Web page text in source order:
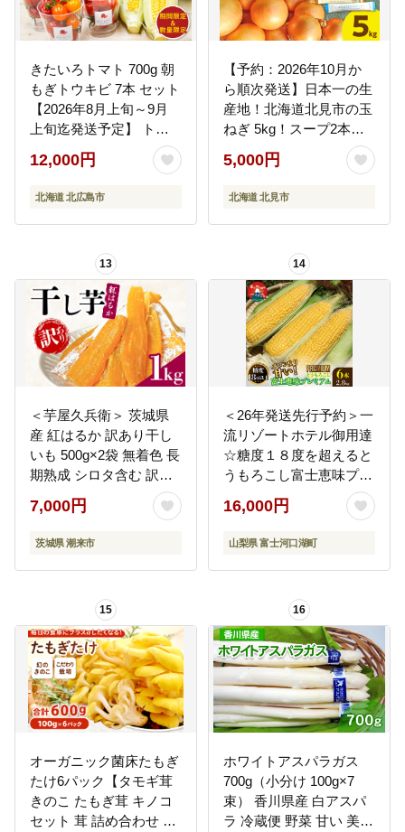
きたいろトマト 700g 朝
もぎトウキビ 7本 セット
【2026年8月上旬～9月
上旬迄発送予定】 トマ
ト とうもろこし トウモ
ロコシ 野菜 朝採れ オー
ガニック
12,000円
北海道 北広島市
【予約：2026年10月か
ら順次発送】日本一の生
産地！北海道北見市の玉
ねぎ 5kg！スープ2本付
き♪ ( 玉ねぎ 玉葱 たまね
ぎ タマネギ オニオン ス
ープ 即席 料理 )【164-
5,000円
北海道 北見市
13
＜芋屋久兵衛＞ 茨城県
産 紅はるか 訳あり干し
いも 500g×2袋 無着色 長
期熟成 シロタ含む 訳ア
リ品 ほしいも 干し芋 さ
つまいも 天然スイーツ
おやつ そのまま・焼い
来市 (A15-004)
7,000円
茨城県 潮来市
14
＜26年発送先行予約＞一
流リゾートホテル御用達
☆糖度１８度を超えると
うもろこし富士恵味プレ
ミアム６本 恵味ゴール
ド スイートコーン
FAH002
16,000円
山梨県 富士河口湖町
15
オーガニック菌床たもぎ
たけ6パック【タモギ茸
きのこ たもぎ茸 キノコ
セット 茸 詰め合わせ た
16
ホワイトアスパラガス
700g（小分け 100g×7
束） 香川県産 白アスパ
ラ 冷蔵便 野菜 甘い 美味